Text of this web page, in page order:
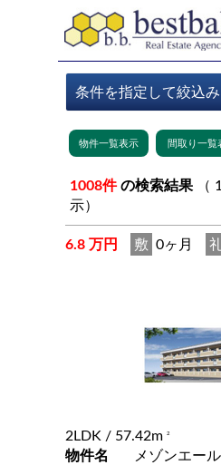
1008件 の検索結果
示）
6.8 万円 敷 0ヶ月
2LDK / 57.42m 2
物件名
メゾンエー